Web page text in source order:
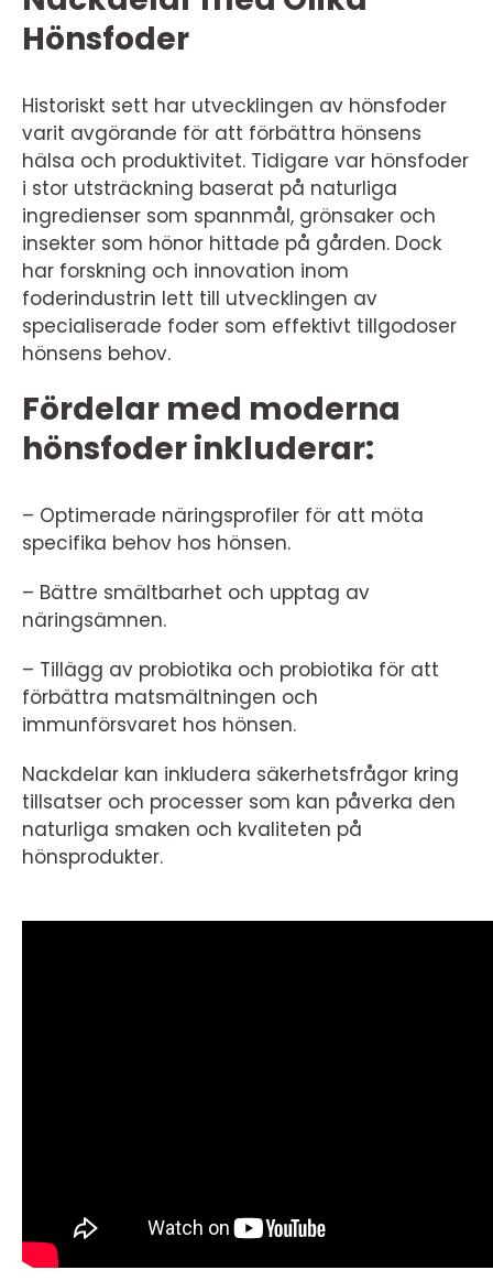
Hönsfoder
Historiskt sett har utvecklingen av hönsfoder
varit avgörande för att förbättra hönsens
hälsa och produktivitet. Tidigare var hönsfoder
i stor utsträckning baserat på naturliga
ingredienser som spannmål, grönsaker och
insekter som hönor hittade på gården. Dock
har forskning och innovation inom
foderindustrin lett till utvecklingen av
specialiserade foder som effektivt tillgodoser
hönsens behov.
Fördelar med moderna
hönsfoder inkluderar:
– Optimerade näringsprofiler för att möta
specifika behov hos hönsen.
– Bättre smältbarhet och upptag av
näringsämnen.
– Tillägg av probiotika och probiotika för att
förbättra matsmältningen och
immunförsvaret hos hönsen.
Nackdelar kan inkludera säkerhetsfrågor kring
tillsatser och processer som kan påverka den
naturliga smaken och kvaliteten på
hönsprodukter.